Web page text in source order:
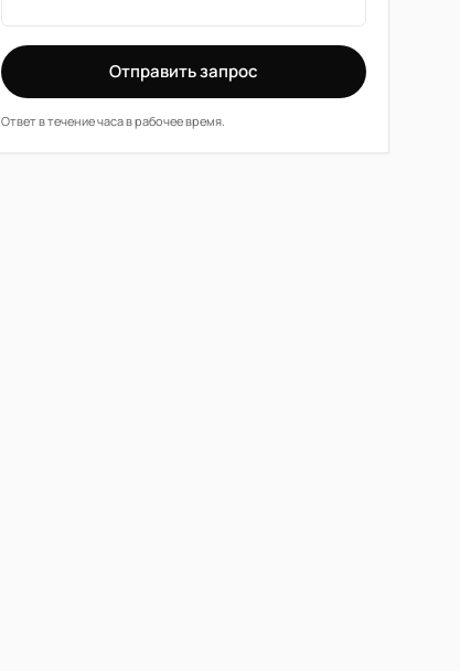
Отправить запрос
Ответ в течение часа в рабочее время.